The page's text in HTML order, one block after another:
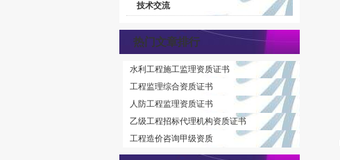
技术交流
热门文章排行
水利工程施工监理资质证书
工程监理综合资质证书
人防工程监理资质证书
乙级工程招标代理机构资质证书
工程造价咨询甲级资质
甲